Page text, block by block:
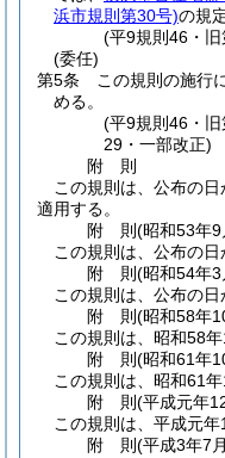
浜市規則第30号)の規
(平9規則46・
(委任)
第5条
この規則の施行
める。
(平9規則46・
29・一部改正)
附 則
この規則は、公布の
適用する。
附 則(昭和53年9
この規則は、公布の日
附 則(昭和54年3
この規則は、公布の日
附 則(昭和58年
この規則は、昭和58
附 則(昭和61年
この規則は、昭和61
附 則(平成元年
この規則は、平成元年
附 則(平成3年7